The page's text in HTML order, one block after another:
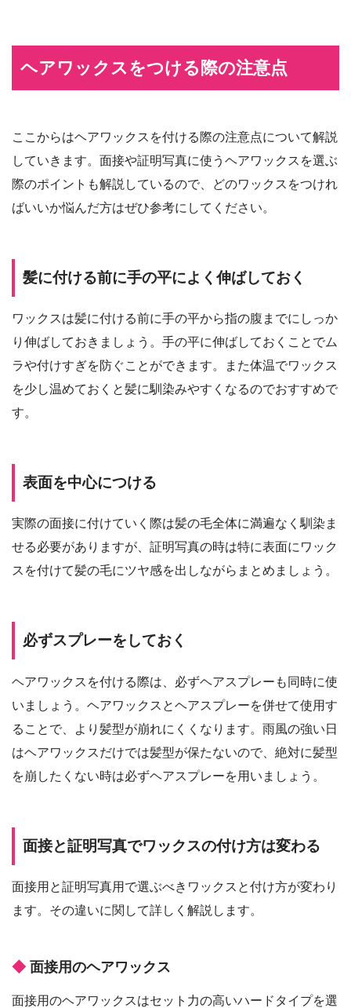
ヘアワックスをつける際の注意点
ここからはヘアワックスを付ける際の注意点について解説
していきます。面接や証明写真に使うヘアワックスを選ぶ
際のポイントも解説しているので、どのワックスをつけれ
ばいいか悩んだ方はぜひ参考にしてください。
髪に付ける前に手の平によく伸ばしておく
ワックスは髪に付ける前に手の平から指の腹までにしっか
り伸ばしておきましょう。手の平に伸ばしておくことでム
ラや付けすぎを防ぐことができます。また体温でワックス
を少し温めておくと髪に馴染みやすくなるのでおすすめで
す。
表面を中心につける
実際の面接に付けていく際は髪の毛全体に満遍なく馴染ま
せる必要がありますが、証明写真の時は特に表面にワック
スを付けて髪の毛にツヤ感を出しながらまとめましょう。
必ずスプレーをしておく
ヘアワックスを付ける際は、必ずヘアスプレーも同時に使
いましょう。ヘアワックスとヘアスプレーを併せて使用す
ることで、より髪型が崩れにくくなります。雨風の強い日
はヘアワックスだけでは髪型が保たないので、絶対に髪型
を崩したくない時は必ずヘアスプレーを用いましょう。
面接と証明写真でワックスの付け方は変わる
面接用と証明写真用で選ぶべきワックスと付け方が変わり
ます。その違いに関して詳しく解説します。
面接用のヘアワックス
面接用のヘアワックスはセット力の高いハードタイプを選